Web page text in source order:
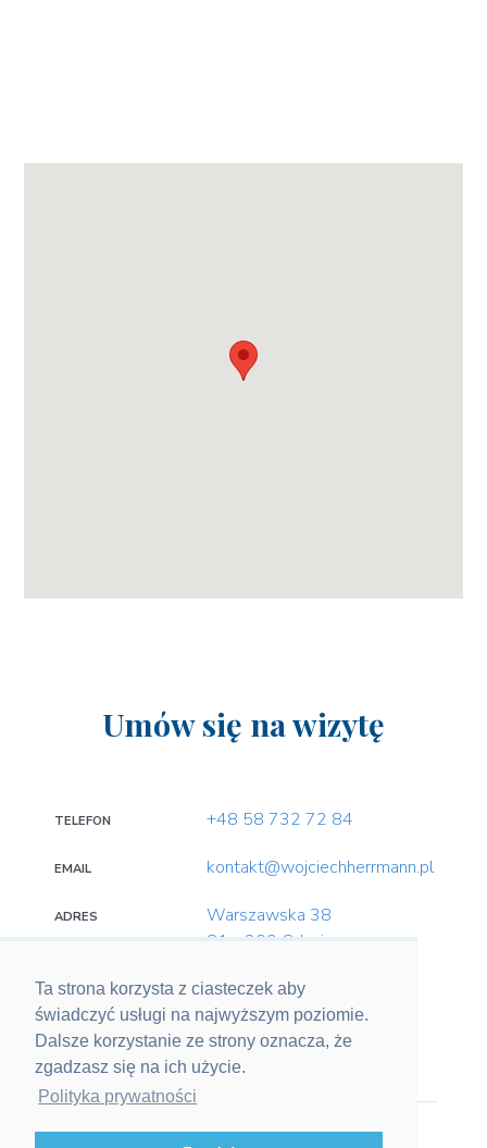
Ta strona korzysta z ciasteczek aby
świadczyć usługi na najwyższym poziomie.
Dalsze korzystanie ze strony oznacza, że
zgadzasz się na ich użycie.
Polityka prywatności
Umów się na wizytę
TELEFON +48 58 732 72 84
EMAIL kontakt@wojciechherrmann.pl
ADRES
Warszawska 38
81 - 309 Gdynia
SOCIAL MEDIA